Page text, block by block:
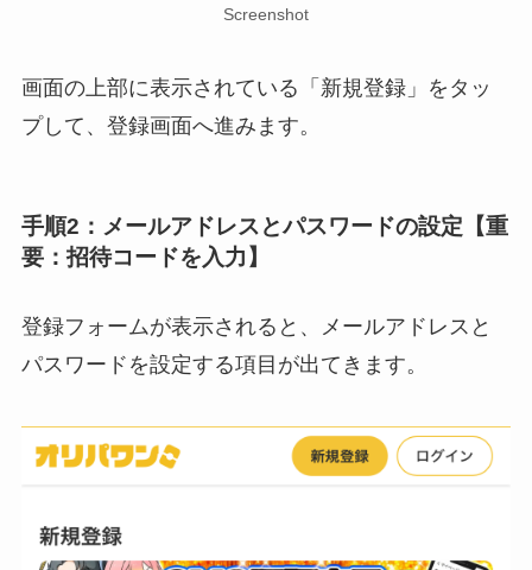
Screenshot
画面の上部に表示されている「新規登録」をタッ
プして、登録画面へ進みます。
手順2：メールアドレスとパスワードの設定【重
要：招待コードを入力】
登録フォームが表示されると、メールアドレスと
パスワードを設定する項目が出てきます。